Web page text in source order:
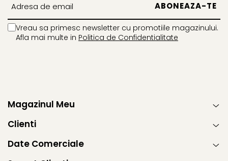
Vreau sa primesc newsletter cu promotiile magazinului.
Afla mai multe in Politica de Confidentialitate
Magazinul Meu
Clienti
Date Comerciale